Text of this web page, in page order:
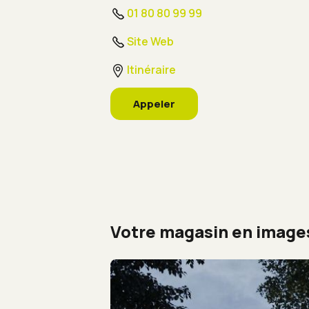
01 80 80 99 99
Site Web
Itinéraire
Appeler
Votre magasin en